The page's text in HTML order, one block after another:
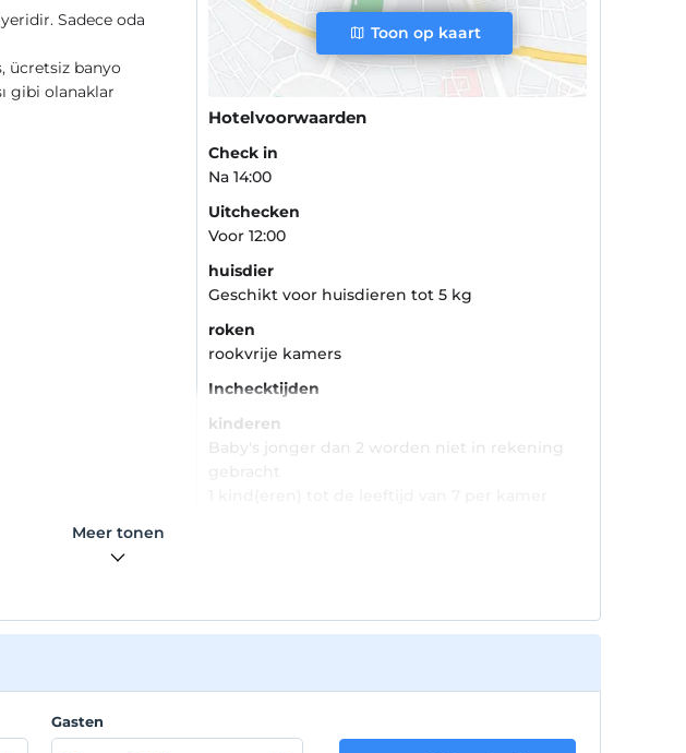
Sadece oda
ücretsiz banyo
gibi olanaklar
Toon op kaart
Hotelvoorwaarden
Check in
Na 14:00
Uitchecken
Voor 12:00
huisdier
Geschikt voor huisdieren tot 5 kg
roken
rookvrije kamers
Inchecktijden
kinderen
Baby's jonger dan 2 worden niet in rekening
Meer tonen
Gasten